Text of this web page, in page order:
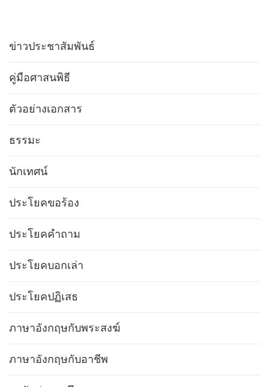
ข่าวประชาสัมพันธ์
คู่มือศาสนพิธี
ตัวอย่างเอกสาร
ธรรมะ
นักเทศน์
ประโยคขอร้อง
ประโยคคำถาม
ประโยคบอกเล่า
ประโยคปฏิเสธ
ภาษาอังกฤษกับพระสงฆ์
ภาษาอังกฤษกับอาชีพ